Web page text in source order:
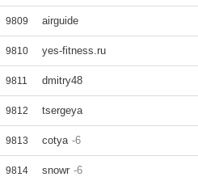
9809 airguide
9810 yes-fitness.ru
9811 dmitry48
9812 tsergeya
9813 cotya -6
9814 snowr -6